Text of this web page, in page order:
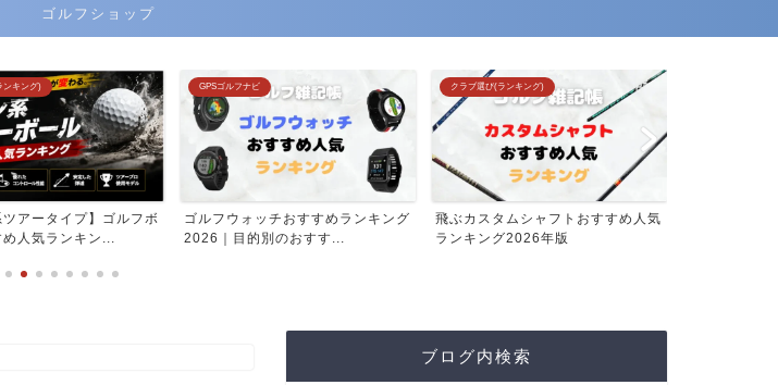
ゴルフショップ
ンキング)
ツアータイプ】ゴルフボ
め人気ランキン...
GPSゴルフナビ
ゴルフウォッチおすすめランキング
2026｜目的別のおすす...
クラブ選び(ランキング)
飛ぶカスタムシャフトおすすめ人気
ランキング2026年版
ブログ内検索